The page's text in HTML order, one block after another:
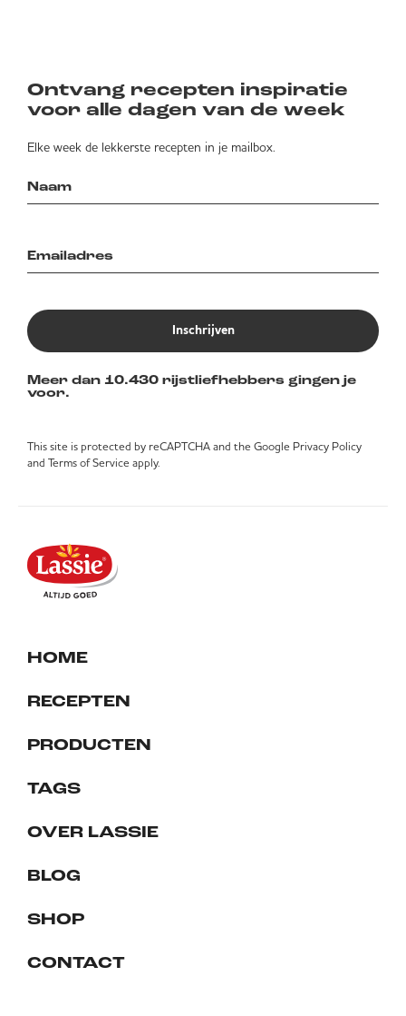
Ontvang recepten inspiratie
voor alle dagen van de week
Elke week de lekkerste recepten in je mailbox.
Inschrijven
Meer dan 10.430 rijstliefhebbers gingen je
voor.
This site is protected by reCAPTCHA and the Google Privacy Policy
and Terms of Service apply.
HOME
RECEPTEN
PRODUCTEN
TAGS
OVER LASSIE
BLOG
SHOP
CONTACT